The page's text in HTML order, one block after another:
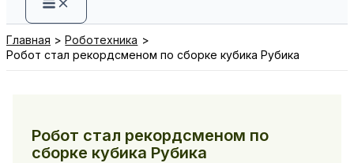
Главная
Роботехника
Робот стал рекордсменом по сборке кубика Рубика
Робот стал рекордсменом по
сборке кубика Рубика